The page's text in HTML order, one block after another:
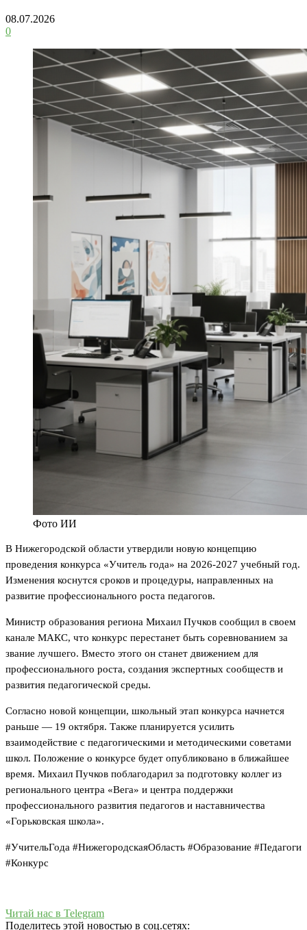
08.07.2026
0
Фото ИИ
В Нижегородской области утвердили новую концепцию
проведения конкурса «Учитель года» на 2026-2027 учебный год.
Изменения коснутся сроков и процедуры, направленных на
развитие профессионального роста педагогов.
Министр образования региона Михаил Пучков сообщил в своем
канале МАКС, что конкурс перестанет быть соревнованием за
звание лучшего. Вместо этого он станет движением для
профессионального роста, создания экспертных сообществ и
развития педагогической среды.
Согласно новой концепции, школьный этап конкурса начнется
раньше — 19 октября. Также планируется усилить
взаимодействие с педагогическими и методическими советами
школ. Положение о конкурсе будет опубликовано в ближайшее
время. Михаил Пучков поблагодарил за подготовку коллег из
регионального центра «Вега» и центра поддержки
профессионального развития педагогов и наставничества
«Горьковская школа».
#УчительГода #НижегородскаяОбласть #Образование #Педагоги
#Конкурс
Читай нас в Telegram
Поделитесь этой новостью в соц.сетях: